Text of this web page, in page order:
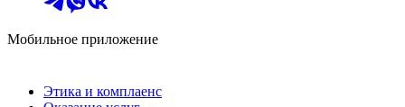
Мобильное приложение
Этика и комплаенс